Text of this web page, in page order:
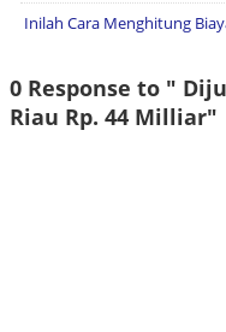
Inilah Cara Menghitung
0 Response to "
Riau Rp. 44 Milliar"